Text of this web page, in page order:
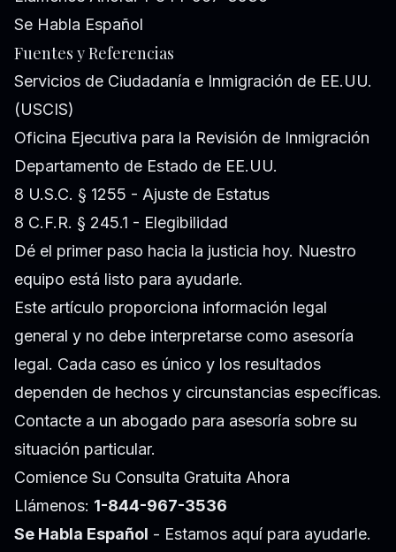
Se Habla Español
Fuentes y Referencias
Servicios de Ciudadanía e Inmigración de EE.UU.
(USCIS)
Oficina Ejecutiva para la Revisión de Inmigración
Departamento de Estado de EE.UU.
8 U.S.C. § 1255 - Ajuste de Estatus
8 C.F.R. § 245.1 - Elegibilidad
Dé el primer paso hacia la justicia hoy. Nuestro
equipo está listo para ayudarle.
Este artículo proporciona información legal
general y no debe interpretarse como asesoría
legal. Cada caso es único y los resultados
dependen de hechos y circunstancias específicas.
Contacte a un abogado para asesoría sobre su
situación particular.
Comience Su Consulta Gratuita Ahora
Llámenos: 1-844-967-3536
Se Habla Español - Estamos aquí para ayudarle.